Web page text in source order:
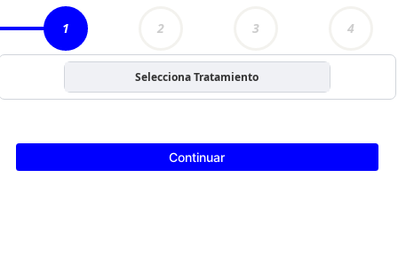
1 2 3 4
Selecciona Tratamiento
Continuar